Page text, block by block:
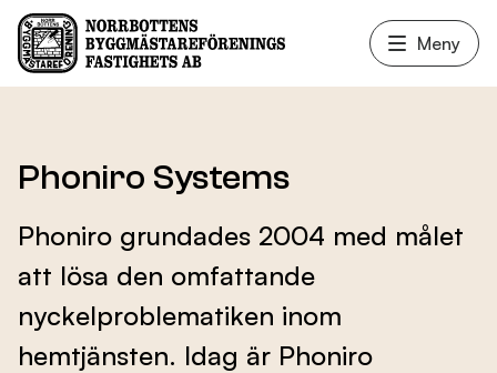
Meny
Fastighetsservice
Hyresgäster
Phoniro Systems
Phoniro grundades 2004 med målet
att lösa den omfattande
nyckelproblematiken inom
hemtjänsten. Idag är Phoniro